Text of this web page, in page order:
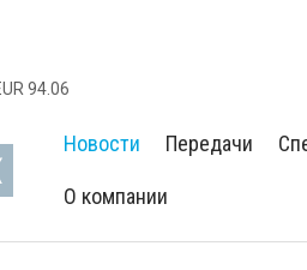
94.06
Новости Передачи
О компании